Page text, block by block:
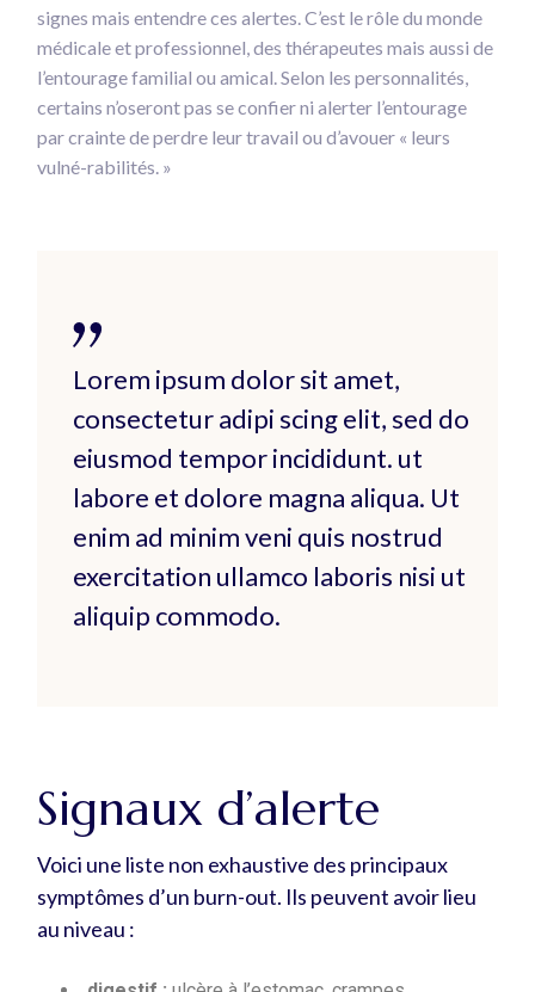
signes mais entendre ces alertes. C’est le rôle du monde
médicale et professionnel, des thérapeutes mais aussi de
l’entourage familial ou amical. Selon les personnalités,
certains n’oseront pas se confier ni alerter l’entourage
par crainte de perdre leur travail ou d’avouer « leurs
vulné-rabilités. »
Lorem ipsum dolor sit amet,
consectetur adipi scing elit, sed do
eiusmod tempor incididunt. ut
labore et dolore magna aliqua. Ut
enim ad minim veni quis nostrud
exercitation ullamco laboris nisi ut
aliquip commodo.
Signaux d’alerte
Voici une liste non exhaustive des principaux
symptômes d’un burn-out. Ils peuvent avoir lieu
au niveau :